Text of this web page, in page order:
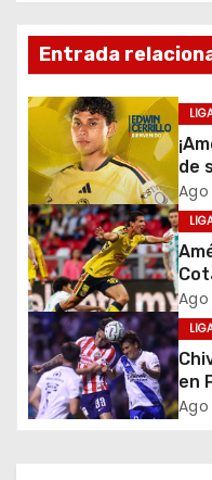
e
g
a
c
i
ó
n
d
Entrada
de
de
en
en